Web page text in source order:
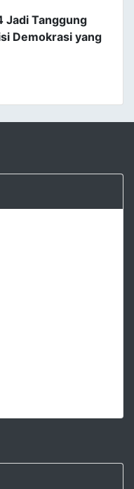
Jadi Tanggung
Demokrasi yang